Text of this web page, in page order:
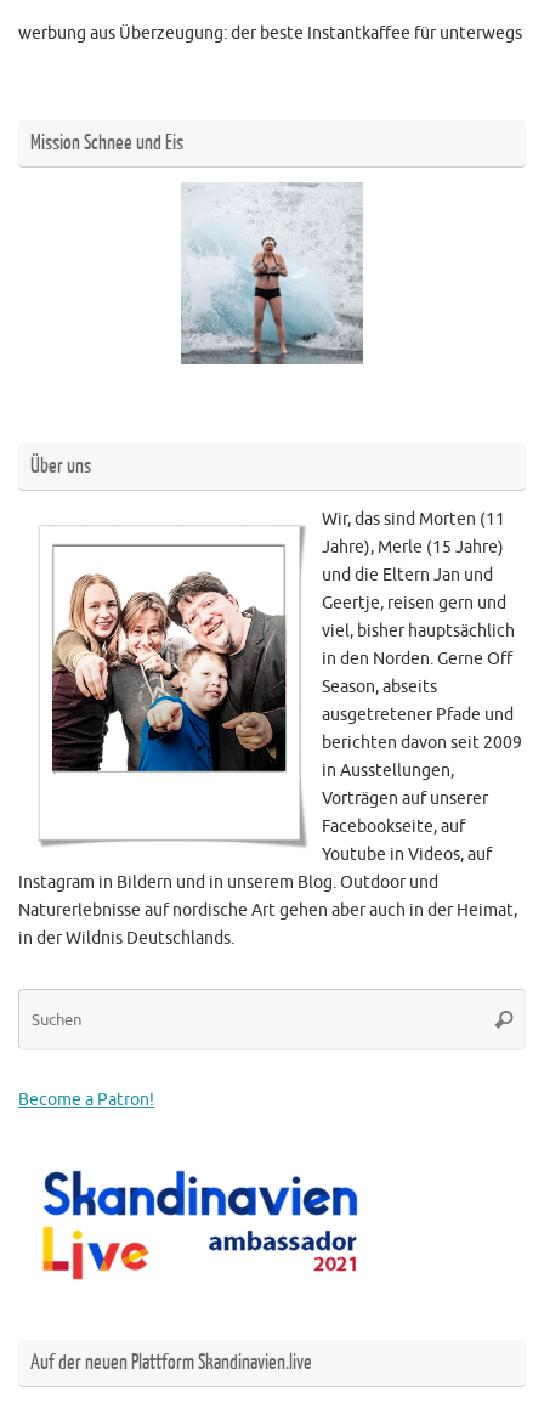
werbung aus Überzeugung: der beste Instantkaffee für unterwegs
Mission Schnee und Eis
Über uns
Wir, das sind Morten (11
Jahre), Merle (15 Jahre)
und die Eltern Jan und
Geertje, reisen gern und
viel, bisher hauptsächlich
in den Norden. Gerne Off
Season, abseits
ausgetretener Pfade und
berichten davon seit 2009
in Ausstellungen,
Vorträgen auf unserer
Facebookseite, auf
Youtube in Videos, auf
Instagram in Bildern und in unserem Blog. Outdoor und
Naturerlebnisse auf nordische Art gehen aber auch in der Heimat,
in der Wildnis Deutschlands.
Become a Patron!
Auf der neuen Plattform Skandinavien.live